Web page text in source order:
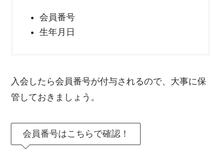
会員番号
生年月日
入会したら会員番号が付与されるので、大事に保
管しておきましょう。
会員番号はこちらで確認！